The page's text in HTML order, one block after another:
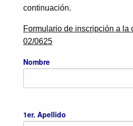
continuación.
Formulario de inscripción a la
02/0625
Nombre
1er. Apellido